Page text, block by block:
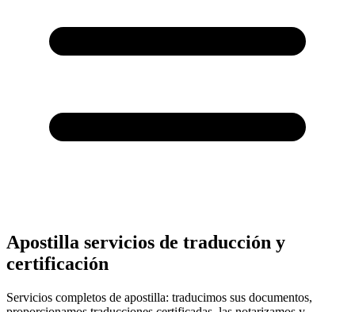
Apostilla servicios de traducción y
certificación
Servicios completos de apostilla: traducimos sus documentos,